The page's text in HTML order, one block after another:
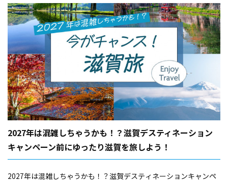
2027年は混雑しちゃうかも！？滋賀デスティネーション
キャンペーン前にゆったり滋賀を旅しよう！
2027年は混雑しちゃうかも！？滋賀デスティネーションキャンペ